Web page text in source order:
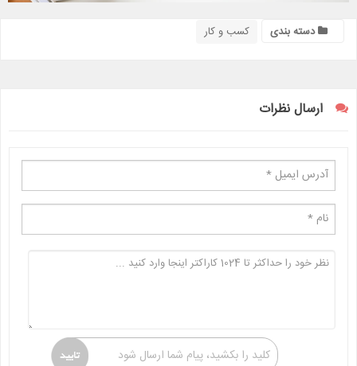
دسته بندی کسب و کار
ارسال نظرات
کلید را بکشید، پیام شما ارسال شود